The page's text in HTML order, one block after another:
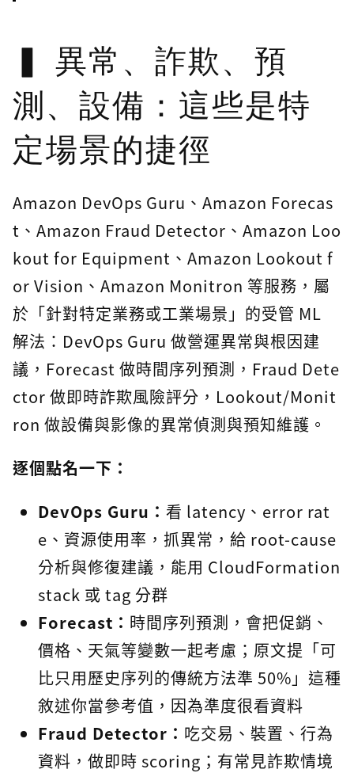
異常、詐欺、預
測、設備：這些是特
定場景的捷徑
Amazon DevOps Guru、Amazon Forecas
t、Amazon Fraud Detector、Amazon Loo
kout for Equipment、Amazon Lookout f
or Vision、Amazon Monitron 等服務，屬
於「針對特定業務或工業場景」的受管 ML
解法：DevOps Guru 做營運異常與根因建
議，Forecast 做時間序列預測，Fraud Dete
ctor 做即時詐欺風險評分，Lookout/Monit
ron 做設備與影像的異常偵測與預知維護。
逐個點名一下：
DevOps Guru： 看 latency、error rat
e、資源使用率，抓異常，給 root-cause
分析與修復建議，能用 CloudFormation
stack 或 tag 分群
Forecast： 時間序列預測，會把促銷、
價格、天氣等變數一起考慮；原文提「可
比只用歷史序列的傳統方法準 50%」這種
敘述你當參考值，因為準度很看資料
Fraud Detector： 吃交易、裝置、行為
資料，做即時 scoring；有常見詐欺情境